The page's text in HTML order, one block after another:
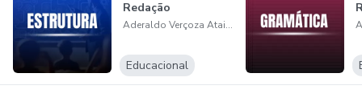
Redação
Aderaldo Verçoza Ataide Neto
Educacional